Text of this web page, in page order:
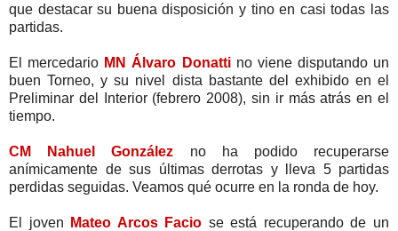
que destacar su buena disposición y tino en casi todas las
partidas.
El mercedario MN Álvaro Donattino viene disputando un
buen Torneo, y su nivel dista bastante del exhibido en el
Preliminar del Interior (febrero 2008), sin ir más atrás en el
tiempo.
CM Nahuel González no ha podido recuperarse
anímicamente de sus últimas derrotas y lleva 5 partidas
perdidas seguidas. Veamos qué ocurre en la ronda de hoy.
El joven Mateo Arcos Facio se está recuperando de un